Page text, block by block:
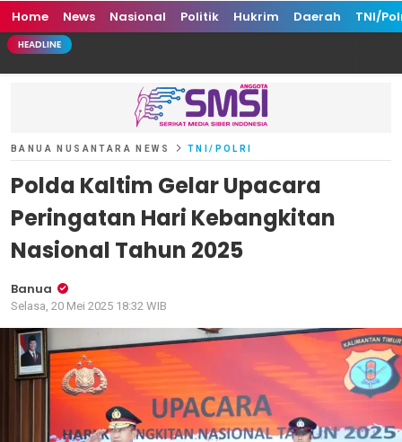
Banua Nusantara News
Home News Nasional Politik Hukrim Daerah TNI/
HEADLINE
BANUA NUSANTARA NEWS TNI/POLRI
Polda Kaltim Gelar Upacara
Peringatan Hari Kebangkitan
Nasional Tahun 2025
Banua
Selasa, 20 Mei 2025 18:32 WIB